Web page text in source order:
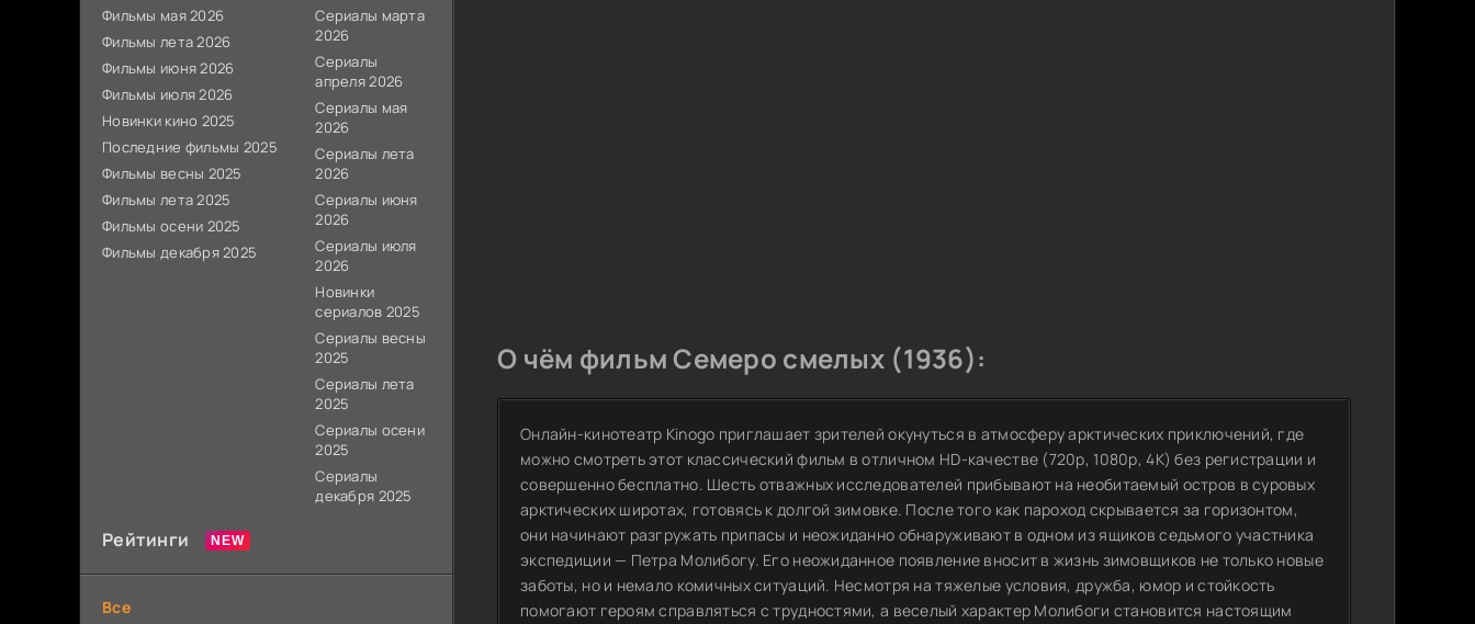
О чём фильм Семеро смелых (1936):
Онлайн-кинотеатр Kinogo приглашает зрителей окунуться в атмосферу арктических приключений, где
можно смотреть этот классический фильм в отличном HD-качестве (720p, 1080p, 4K) без регистрации и
совершенно бесплатно. Шесть отважных исследователей прибывают на необитаемый остров в суровых
арктических широтах, готовясь к долгой зимовке. После того как пароход скрывается за горизонтом,
они начинают разгружать припасы и неожиданно обнаруживают в одном из ящиков седьмого участника
экспедиции — Петра Молибогу. Его неожиданное появление вносит в жизнь зимовщиков не только новые
заботы, но и немало комичных ситуаций. Несмотря на тяжелые условия, дружба, юмор и стойкость
помогают героям справляться с трудностями, а веселый характер Молибоги становится настоящим
Фильмы мая 2026
Фильмы лета 2026
Фильмы июня 2026
Фильмы июля 2026
Новинки кино 2025
Последние фильмы 2025
Фильмы весны 2025
Фильмы лета 2025
Фильмы осени 2025
Фильмы декабря 2025
Сериалы марта
2026
Сериалы
апреля 2026
Сериалы мая
2026
Сериалы лета
2026
Сериалы июня
2026
Сериалы июля
2026
Новинки
сериалов 2025
Сериалы весны
2025
Сериалы лета
2025
Сериалы осени
2025
Сериалы
декабря 2025
Рейтинги
Все